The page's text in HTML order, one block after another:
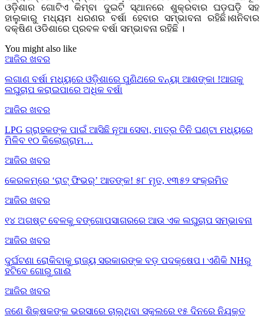
ଓଡ଼ିଶାର ଗୋଟିଏ କିମ୍ବା ଦୁଇଟି ସ୍ଥାନରେ ଶୁକ୍ରବାର ଘଡ଼ଘଡ଼ି ସହ
ହାଲୁକାରୁ ମଧ୍ୟମ ଧରଣର ବର୍ଷା ହେବାର ସମ୍ଭାବନା ରହିଛି।ଶନିବାର
ଦକ୍ଷିଣ ଓଡିଶାରେ ପ୍ରବଳ ବର୍ଷା ସମ୍ଭାବନା ରହିଛି ।
You might also like
ଆଜିର ଖବର
ଲଗାଣ ବର୍ଷା ମଧ୍ୟରେ ଓଡ଼ିଶାରେ ପୁଣିଥରେ ବନ୍ୟା ଆଶଙ୍କା !ଆଗକୁ
ଲଘୁଚାପ କରାଇପାରେ ଅଧିକ ବର୍ଷା
ଆଜିର ଖବର
LPG ଗ୍ରାହକଙ୍କ ପାଇଁ ଆସିଛି ନୂଆ ସେବା, ମାତ୍ର ତିନି ଘଣ୍ଟା ମଧ୍ୟରେ
ମିଳିବ ୧୦ କିଲୋଗ୍ରାମ…
ଆଜିର ଖବର
କେରଳମ୍‌ରେ ‘ରାଟ୍ ଫିଭର୍’ ଆତଙ୍କ! ୫୮ ମୃତ, ୧୩୫୨ ସଂକ୍ରମିତ
ଆଜିର ଖବର
୧୪ ଅଗଷ୍ଟ ବେଳକୁ ବଙ୍ଗୋପସାଗରରେ ଆଉ ଏକ ଲଘୁଚାପ ସମ୍ଭାବନା
ଆଜିର ଖବର
ଦୁର୍ଘଟଣା ରୋକିବାକୁ ରାଜ୍ୟ ସରକାରଙ୍କ ବଡ଼ ପଦକ୍ଷେପ। ଏଣିକି NHରୁ
ହଟିବେ ଗୋରୁ ଗାଈ
ଆଜିର ଖବର
ଜଣେ ଶିକ୍ଷକଙ୍କ ଭରସାରେ ଚାଲୁଥିବା ସ୍କୁଲରେ ୧୫ ଦିନରେ ନିଯୁକ୍ତ